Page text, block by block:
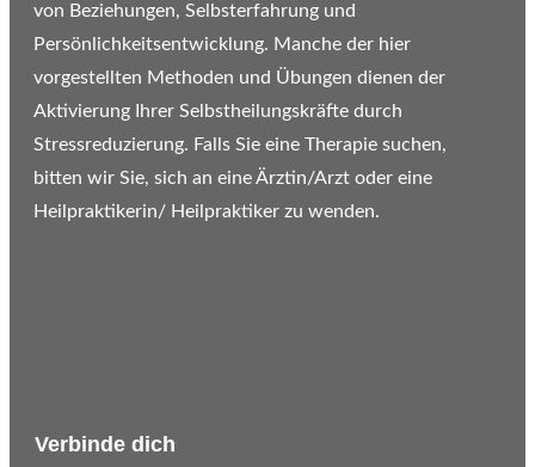
von Beziehungen, Selbsterfahrung und
Persönlichkeitsentwicklung. Manche der hier
vorgestellten Methoden und Übungen dienen der
Aktivierung Ihrer Selbstheilungskräfte durch
Stressreduzierung. Falls Sie eine Therapie suchen,
bitten wir Sie, sich an eine Ärztin/Arzt oder eine
Heilpraktikerin/ Heilpraktiker zu wenden.
Verbinde dich